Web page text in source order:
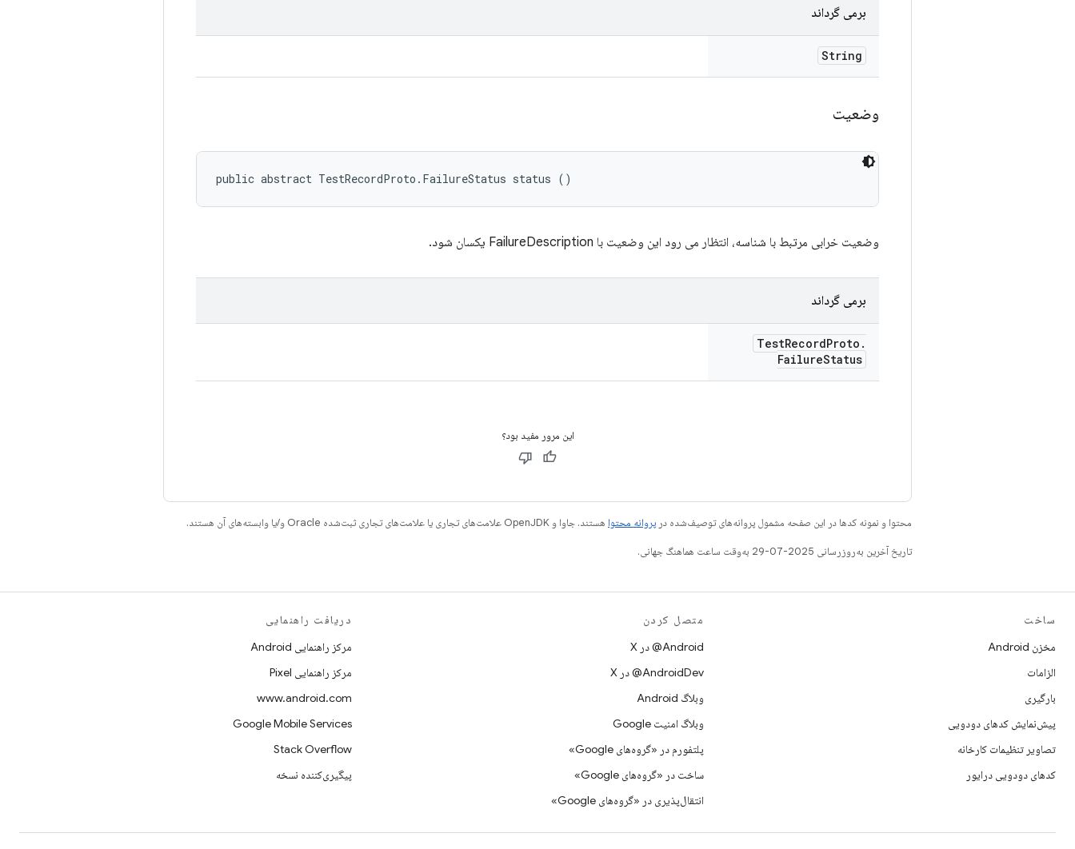
برمی گرداند
String
وضعیت
public abstract TestRecordProto.FailureStatus status ()
وضعیت خرابی مرتبط با شناسه، انتظار می رود این وضعیت با FailureDescription یکسان شود.
برمی گرداند
TestRecordProto .
FailureStatus
این مرور مفید بود؟
محتوا و نمونه کدها در این صفحه مشمول پروانه‌های توصیف‌شده در پروانه محتوا هستند. جاوا و OpenJDK علامت‌های تجاری یا علامت‌های تجاری ثبت‌شده Oracle و/یا وابسته‌های آن هستند.
تاریخ آخرین به‌روزرسانی 2025-07-29 به‌وقت ساعت هماهنگ جهانی.
ساخت
مخزن Android
الزامات
بارگیری
پیش‌نمایش کدهای دودویی
تصاویر تنظیمات کارخانه
کدهای دودویی درایور
متصل کردن
‫‎@Android در X
‫‎@AndroidDev در X
وبلاگ Android
وبلاگ امنیت Google
پلتفورم در «گروه‌های Google»
ساخت در «گروه‌های Google»
انتقال‌پذیری در «گروه‌های Google»
دریافت راهنمایی
مرکز راهنمایی Android
مرکز راهنمایی Pixel
www.android.com
Google Mobile Services
Stack Overflow
پیگیری‌کننده نسخه